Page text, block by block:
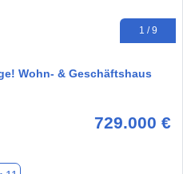
1 / 9
Wohn- & Geschäftshaus
729.000 €